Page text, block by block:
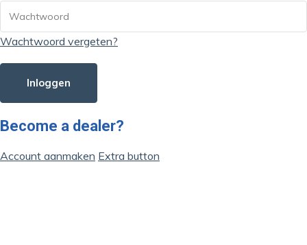
Wachtwoord vergeten?
Inloggen
Become a dealer?
Account aanmaken Extra button